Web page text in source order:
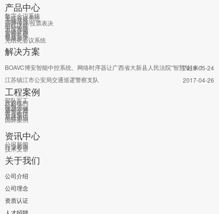
产品中心
数字会议系统
无线会议系统
无线话筒
同声传译/投票表决
有线话筒
中控矩阵
单体音频
智能扩声
教育音频
视频摄录
无纸化会议系统
解决方案
BOAVC博安智能中控系统、网络时序器让广西省大新县人民法院“智慧”起来！
2019-05-24
江苏镇江市公安局交通巡逻警察支队
2017-04-26
工程案例
部队军工
政府机构
公检法
能源金融
通信交通
教育医疗
企业集团
星级酒店
国际案例
资讯中心
公司新闻
行业咨询
技术文章
关于我们
公司介绍
公司理念
资质认证